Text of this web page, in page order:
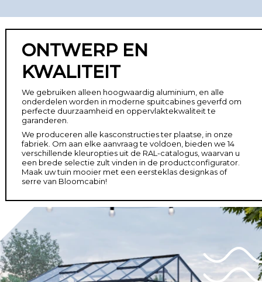
ONTWERP EN
KWALITEIT
We gebruiken alleen hoogwaardig aluminium, en alle
onderdelen worden in moderne spuitcabines geverfd om
perfecte duurzaamheid en oppervlaktekwaliteit te
garanderen.
We produceren alle kasconstructies ter plaatse, in onze
fabriek. Om aan elke aanvraag te voldoen, bieden we 14
verschillende kleuropties uit de RAL-catalogus, waarvan u
een brede selectie zult vinden in de productconfigurator.
Maak uw tuin mooier met een eersteklas designkas of
serre van Bloomcabin!